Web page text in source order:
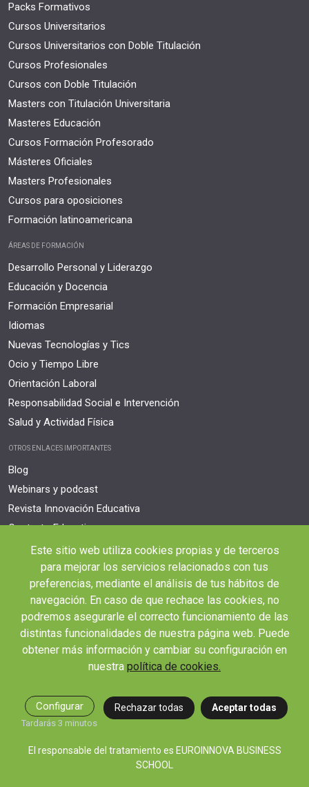
Packs Formativos
Cursos Universitarios
Cursos Universitarios con Doble Titulación
Cursos Profesionales
Cursos con Doble Titulación
Masters con Titulación Universitaria
Masteres Educación
Cursos Formación Profesorado
Másteres Oficiales
Masters Profesionales
Cursos para oposiciones
Formación latinoamericana
ÁREAS DE FORMACIÓN
Desarrollo Personal y Liderazgo
Educación y Docencia
Formación Empresarial
Idiomas
Nuevas Tecnologías y Tics
Ocio y Tiempo Libre
Orientación Laboral
Responsabilidad Social e Intervención
Salud y Actividad Física
OTROS ENLACES IMPORTANTES
Blog
Webinars y podcast
Revista Innovación Educativa
Contexto Educativo
Desistir contrato aquí
Tienes 14 días desde tu matriculación para cancelar sin coste y recibir el
reembolso completo.
© 2026 RED EDUCA
Condiciones de Matriculación|
Este sitio web utiliza cookies propias y de terceros
para mejorar los servicios relacionados con tus
preferencias, mediante el análisis de tus hábitos de
navegación. En caso de que rechace las cookies, no
podremos asegurarle el correcto funcionamiento de las
distintas funcionalidades de nuestra página web. Puede
obtener más información y cambiar su configuración en
nuestra política de cookies.
Configurar
Tardarás 3 minutos
Rechazar todas Aceptar todas
El responsable del tratamiento es EUROINNOVA BUSINESS
SCHOOL